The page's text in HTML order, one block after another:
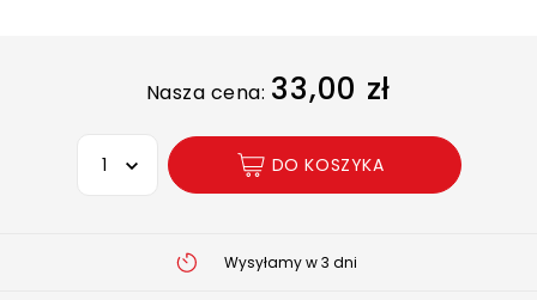
Nasza cena: 33,00 zł
Wybierz opcję
DO KOSZYKA
Wysyłamy w 3 dni